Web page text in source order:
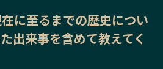
に至るまでの歴史につい
出来事を含めて教えてく